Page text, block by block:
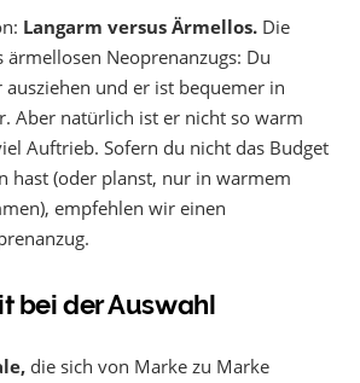
Langarm versus Ärmellos. Die
ärmellosen Neoprenanzugs: Du
und er ist bequemer in
Aber natürlich ist er nicht so warm
Auftrieb. Sofern du nicht das Budget
hast (oder planst, nur in warmem
empfehlen wir einen
bei der Auswahl
die sich von Marke zu Marke